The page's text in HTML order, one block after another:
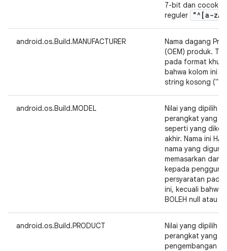
7-bit dan cocok
reguler
"^[a-z
android.os.Build.MANUFACTURER
Nama dagang
(OEM) produk.
pada format
bahwa kolom ini
string kosong ("").
android.os.Build.MODEL
Nilai yang dipilih
perangkat yang
seperti yang
akhir. Nama ini
nama yang
memasarkan dan
kepada
persyaratan pada
ini, kecuali bahwa
BOLEH null atau
android.os.Build.PRODUCT
Nilai yang dipilih
perangkat yang
pengembangan